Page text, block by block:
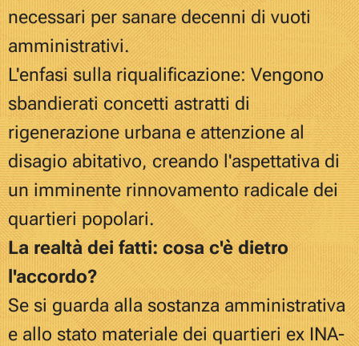
necessari per sanare decenni di vuoti
amministrativi.
L'enfasi sulla riqualificazione: Vengono
sbandierati concetti astratti di
rigenerazione urbana e attenzione al
disagio abitativo, creando l'aspettativa di
un imminente rinnovamento radicale dei
quartieri popolari.
La realtà dei fatti: cosa c'è dietro
l'accordo?
Se si guarda alla sostanza amministrativa
e allo stato materiale dei quartieri ex INA-